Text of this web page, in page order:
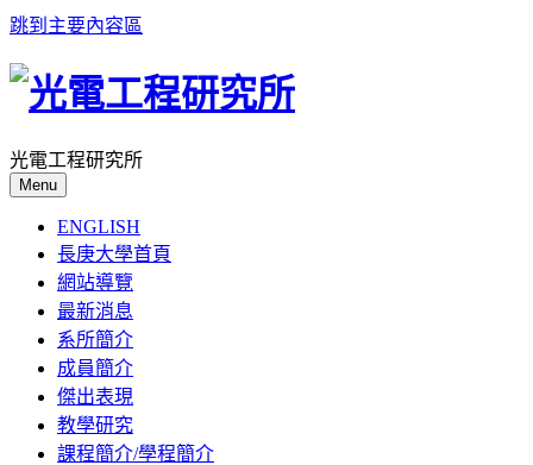
跳到主要內容區
光電工程研究所
Menu
ENGLISH
長庚大學首頁
網站導覽
最新消息
系所簡介
成員簡介
傑出表現
教學研究
課程簡介/學程簡介